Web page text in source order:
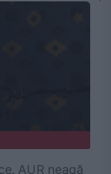
AUR neagă